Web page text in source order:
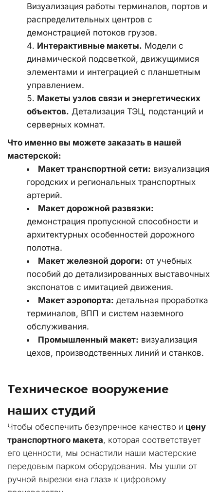
Визуализация работы терминалов, портов и
распределительных центров с
демонстрацией потоков грузов.
Интерактивные макеты. Модели с
динамической подсветкой, движущимися
элементами и интеграцией с планшетным
управлением.
Макеты узлов связи и энергетических
объектов. Детализация ТЭЦ, подстанций и
серверных комнат.
Что именно вы можете заказать в нашей
мастерской:
Макет транспортной сети: визуализация
городских и региональных транспортных
артерий.
Макет дорожной развязки:
демонстрация пропускной способности и
архитектурных особенностей дорожного
полотна.
Макет железной дороги: от учебных
пособий до детализированных выставочных
экспонатов с имитацией движения.
Макет аэропорта: детальная проработка
терминалов, ВПП и систем наземного
обслуживания.
Промышленный макет: визуализация
цехов, производственных линий и станков.
Техническое вооружение
наших студий
Чтобы обеспечить безупречное качество и цену
транспортного макета, которая соответствует
его ценности, мы оснастили наши мастерские
передовым парком оборудования. Мы ушли от
ручной вырезки «на глаз» к цифровому